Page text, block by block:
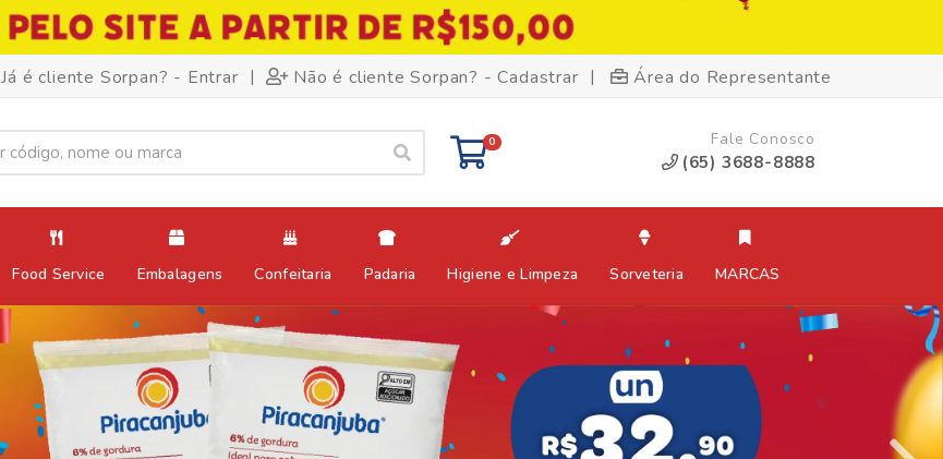
Já é cliente Sorpan? - Entrar | Não é cliente Sorpan? - Cadastrar | Área do Representante
0 Fale Conosco
(65) 3688-8888
Food Service Embalagens Confeitaria Padaria Higiene e Limpeza Sorveteria MARCAS